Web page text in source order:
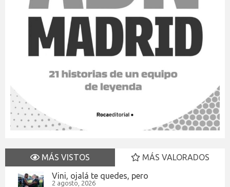
MÁS VISTOS
MÁS VALORADOS
Vini, ojalá te quedes, pero
2 agosto, 2026